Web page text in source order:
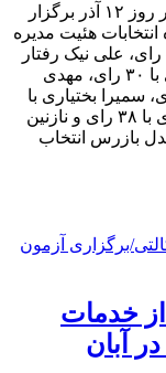
مجمع عمومی انجمن صنفی عکاسان سینما در روز ۱۲ آذر برگزار
هئیت مدیره
و بازرس انجمن، به ترتیب محمد فوقانی با ۵۶ رای، علی نیک رفتار
با ۴۲ رای، ایران انتظام با ۳۸ رای، امیر عابدی با ۳۰ رای، مهدی
۲۷ رای، جلال الدین حمیدی با ۲۱ رای، سمیرا بختیاری با
۲۰ رای در ترکیب هیئت‌مدیره و مسعود اشتری با ۳۸ رای و نازنین
البدل بازرس انتخاب
از خدمات
آبان